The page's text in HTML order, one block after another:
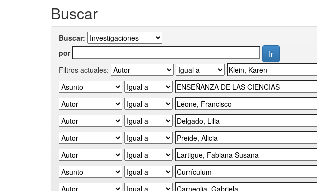
Buscar
Buscar:
por
Filtros actuales: